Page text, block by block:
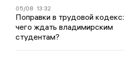
05/08 13:32
Поправки в трудовой кодекс:
чего ждать владимирским
студентам?